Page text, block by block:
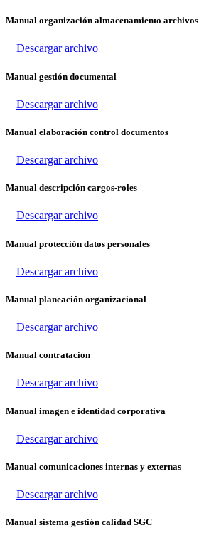
Manual organización almacenamiento archivos
Descargar archivo
Manual gestión documental
Descargar archivo
Manual elaboración control documentos
Descargar archivo
Manual descripción cargos-roles
Descargar archivo
Manual protección datos personales
Descargar archivo
Manual planeación organizacional
Descargar archivo
Manual contratacion
Descargar archivo
Manual imagen e identidad corporativa
Descargar archivo
Manual comunicaciones internas y externas
Descargar archivo
Manual sistema gestión calidad SGC